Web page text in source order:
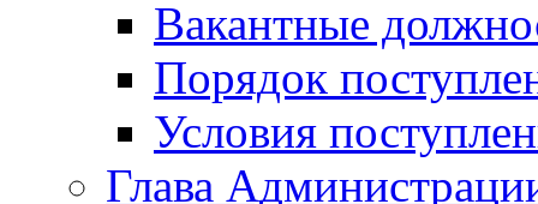
Вакантные
Порядок
Условия
Глава